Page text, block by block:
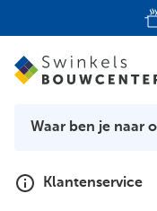
Klantenservice